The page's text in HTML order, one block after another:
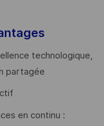
technologique,
partagée
en continu :